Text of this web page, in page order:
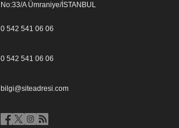
No:33/A Ümraniye/İSTANBUL
0 542 541 06 06
0 542 541 06 06
bilgi@siteadresi.com